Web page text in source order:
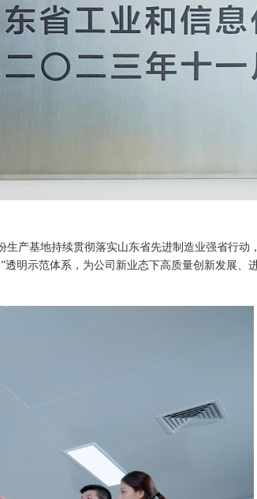
基地持续贯彻落实山东省先进制造业强省行动
示范体系，为公司新业态下高质量创新发展、